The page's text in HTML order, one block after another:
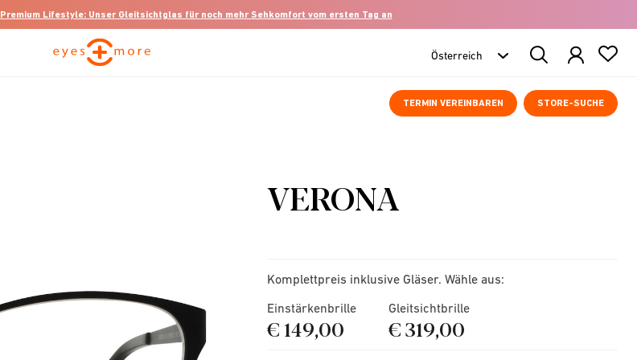
Premium Lifestyle: Unser Gleitsichtglas für noch mehr Sehkomfort vom ersten Tag an
Search
Products
TERMIN VEREINBAREN STORE-SUCHE
VERONA
Komplettpreis inklusive Gläser. Wähle aus:
Einstärkenbrille
€ 149,00
Gleitsichtbrille
€ 319,00